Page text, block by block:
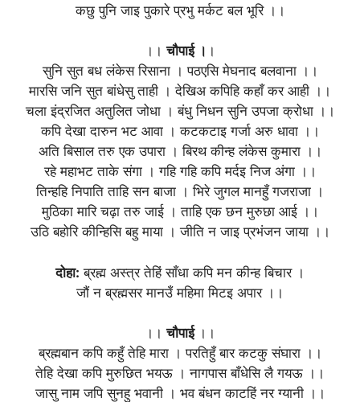
कछु पुनि जाइ पुकारे प्रभु मर्कट बल भूरि ।।
।।चौपाई । ।
सुनि सुत बध लंकेस रिसाना । पठएसि मेघनाद बलवाना ।।
मारसि जनि सुत बांधेसु ताही । देखिअ कपिहि कहाँ कर आही ।।
चला इंद्रजित अतुलित जोधा । बंधु निधन सुनि उपजा क्रोधा ।।
कपि देखा दारुन भट आवा । कटकटाइ गर्जा अरु धावा ।।
अति बिसाल तरु एक उपारा । बिरथ कीन्ह लंकेस कुमारा ।।
रहे महाभट ताके संगा । गहि गहि कपि मर्दइ निज अंगा ।।
तिन्हहि निपाति ताहि सन बाजा । भिरे जुगल मानहुँ गजराजा ।
मुठिका मारि चढ़ा तरु जाई । ताहि एक छन मुरुछा आई ।।
उठि बहोरि कीन्हिसि बहु माया । जीति न जाइ प्रभंजन जाया ।।
दोहा: ब्रह्म अस्त्र तेहिं साँधा कपि मन कीन्ह बिचार ।
जौं न ब्रह्मसर मानउँ महिमा मिटइ अपार ।।
।।चौपाई ।।
ब्रह्मबान कपि कहुँ तेहि मारा । परतिहुँ बार कटकु संघारा ।।
तेहि देखा कपि मुरुछित भयऊ । नागपास बाँधेसि लै गयऊ ।।
जासु नाम जपि सुनहु भवानी । भव बंधन काटहिं नर ग्यानी ।।